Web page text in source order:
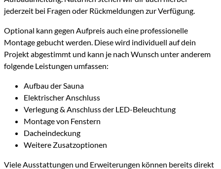
jederzeit bei Fragen oder Rückmeldungen zur Verfügung.
Optional kann gegen Aufpreis auch eine professionelle
Montage gebucht werden. Diese wird individuell auf dein
Projekt abgestimmt und kann je nach Wunsch unter anderem
folgende Leistungen umfassen:
Aufbau der Sauna
Elektrischer Anschluss
Verlegung & Anschluss der LED-Beleuchtung
Montage von Fenstern
Dacheindeckung
Weitere Zusatzoptionen
Viele Ausstattungen und Erweiterungen können bereits direkt